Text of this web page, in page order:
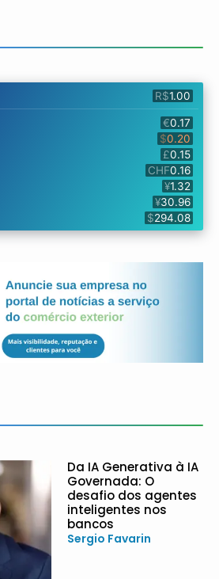
Da IA Generativa à IA
Governada: O
desafio dos agentes
inteligentes nos
bancos
Sergio Favarin